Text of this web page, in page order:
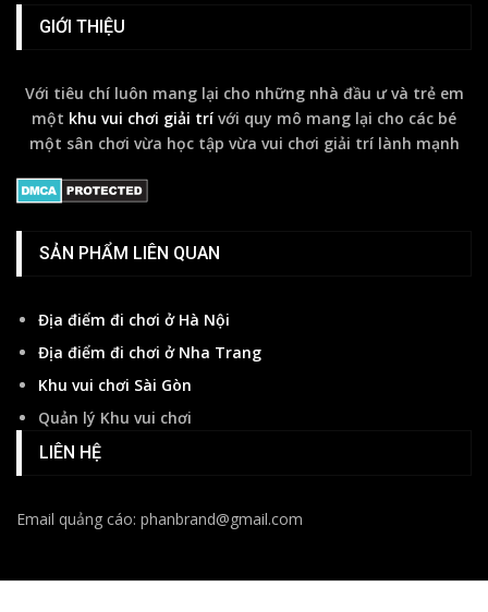
GIỚI THIỆU
Với tiêu chí luôn mang lại cho những nhà đầu ư và trẻ em
một khu vui chơi giải trí với quy mô mang lại cho các bé
một sân chơi vừa học tập vừa vui chơi giải trí lành mạnh
SẢN PHẨM LIÊN QUAN
Địa điểm đi chơi ở Hà Nội
Địa điểm đi chơi ở Nha Trang
Khu vui chơi Sài Gòn
Quản lý Khu vui chơi
LIÊN HỆ
Email quảng cáo: phanbrand@gmail.com